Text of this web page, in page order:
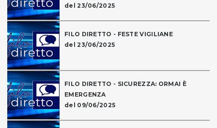
del 23/06/2025
FILO DIRETTO - FESTE VIGILIANE
del 23/06/2025
FILO DIRETTO - SICUREZZA: ORMAI È
EMERGENZA
del 09/06/2025